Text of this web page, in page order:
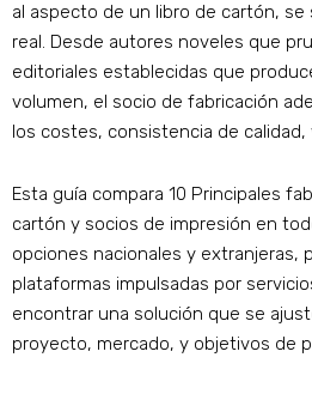
al aspecto de un libro de cartón,
real. Desde autores noveles que
editoriales establecidas que
volumen, el socio de fabricación
los costes, consistencia de
Esta guía compara 10 Principales
cartón y socios de impresión en
opciones nacionales y extranjeras,
plataformas impulsadas por
encontrar una solución que se
proyecto, mercado, y objetivos de